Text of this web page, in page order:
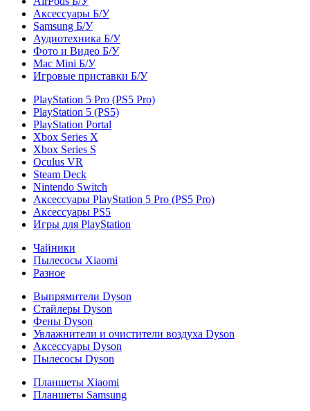
Аксессуары Б/У
Samsung Б/У
Аудиотехника Б/У
Фото и Видео Б/У
Mac Mini Б/У
Игровые приставки Б/У
PlayStation 5 Pro (PS5 Pro)
PlayStation 5 (PS5)
PlayStation Portal
Xbox Series X
Xbox Series S
Oculus VR
Steam Deck
Nintendo Switch
Аксессуары PlayStation 5 Pro (PS5 Pro)
Аксессуары PS5
Игры для PlayStation
Чайники
Пылесосы Xiaomi
Разное
Выпрямители Dyson
Стайлеры Dyson
Фены Dyson
Увлажнители и очистители воздуха Dyson
Аксессуары Dyson
Пылесосы Dyson
Планшеты Xiaomi
Планшеты Samsung